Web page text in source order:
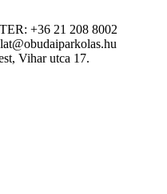
+36 21 208 8002
Vihar utca 17.